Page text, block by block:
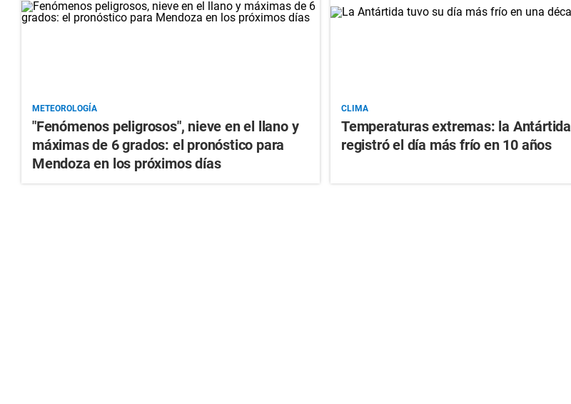
METEOROLOGÍA
"Fenómenos peligrosos", nieve en el llano y
máximas de 6 grados: el pronóstico para
Mendoza en los próximos días
CLIMA
Temperaturas extremas: la Antártida
registró el día más frío en 10 años